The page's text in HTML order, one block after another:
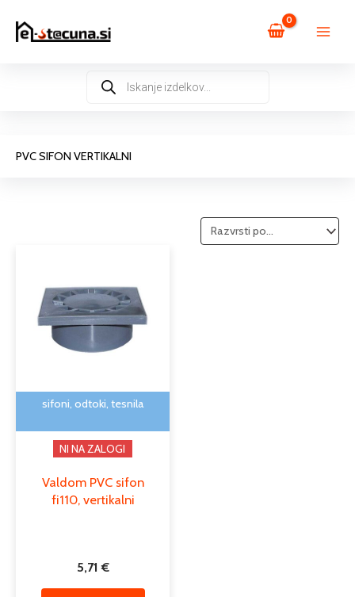
content
search
PVC SIFON VERTIKALNI
sifoni, odtoki, tesnila
NI NA ZALOGI
Valdom PVC sifon
fi110, vertikalni
5,71€